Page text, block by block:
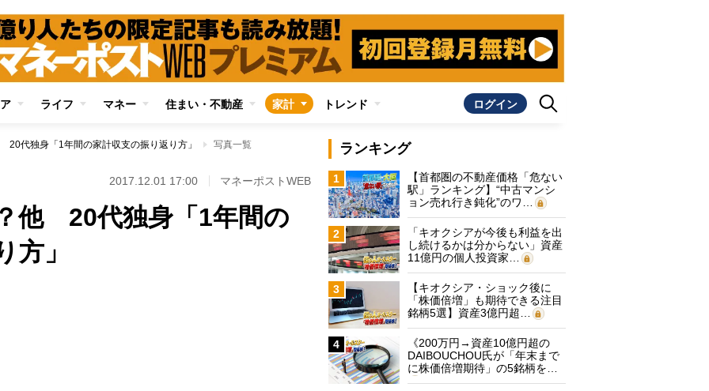
ライフ マネー 住まい・不動産 家計 トレンド ログイン
代独身「1年間の家計収支の振り返り方」 写真一覧
2017.12.01 17:00 マネーポストWEB
他 20代独身「1年間の
方」
ランキング
1
【首都圏の不動産価格「危ない
駅」ランキング】“中古マンシ
ョン売れ行き鈍化”のワ…
2
「キオクシアが今後も利益を出
し続けるかは分からない」資産
11億円の個人投資家…
3
【キオクシア・ショック後に
「株価倍増」も期待できる注目
銘柄5選】資産3億円超…
4
《200万円→資産10億円超の
DAIBOUCHOU氏が「年末まで
に株価倍増期待」の5銘柄を…